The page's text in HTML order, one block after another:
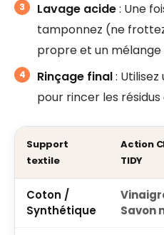
Lavage acide: Une
tamponnez (ne
propre et un mélange
Rinçage final:
pour rincer les résidus
Support
textile
Action
TIDY
Coton /
Synthétique
Savon